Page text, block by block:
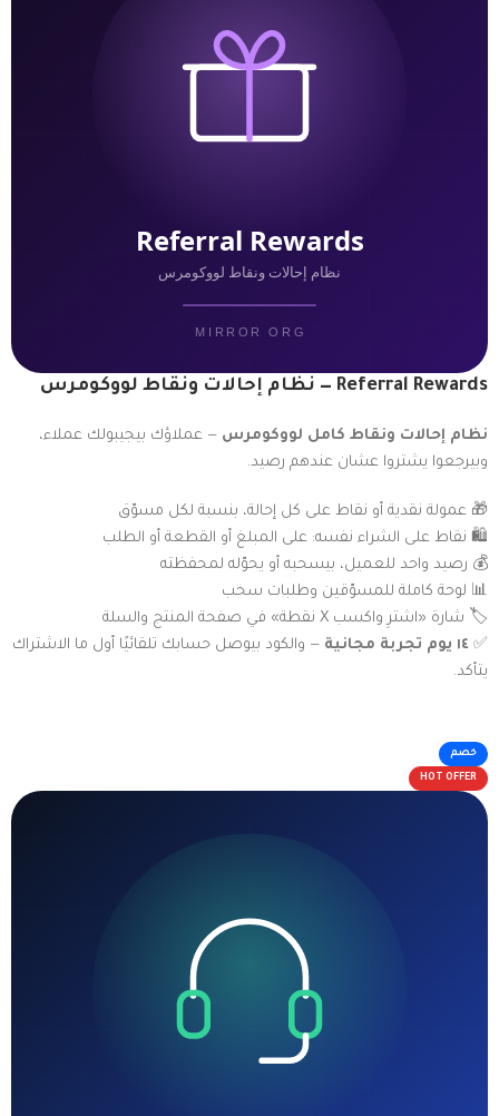
Referral Rewards — نظام إحالات ونقاط لووكومرس
نظام إحالات ونقاط كامل لووكومرس — عملاؤك بيجيبولك عملاء،
وبيرجعوا يشتروا عشان عندهم رصيد.
🎁 عمولة نقدية أو نقاط على كل إحالة، بنسبة لكل مسوّق
🛍️ نقاط على الشراء نفسه: على المبلغ أو القطعة أو الطلب
💰 رصيد واحد للعميل، بيسحبه أو يحوّله لمحفظته
📊 لوحة كاملة للمسوّقين وطلبات سحب
🏷️ شارة «اشترِ واكسب X نقطة» في صفحة المنتج والسلة
✅ ١٤ يوم تجربة مجانية
— والكود بيوصل حسابك تلقائيًا أول ما الاشتراك
يتأكد.
خصم
HOT OFFER